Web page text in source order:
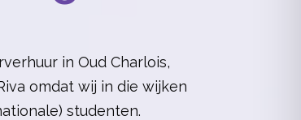
in Oud Charlois,
omdat wij in die wijken
studenten.